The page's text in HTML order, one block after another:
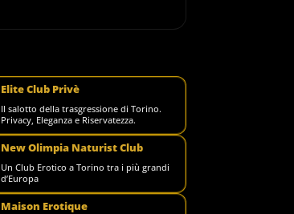
Elite Club Privè
Il salotto della trasgressione di Torino.
Privacy, Eleganza e Riservatezza.
New Olimpia Naturist Club
Un Club Erotico a Torino tra i più grandi
d’Europa
Maison Erotique